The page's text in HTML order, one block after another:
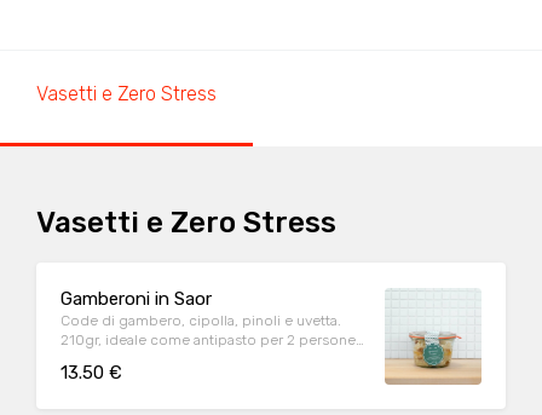
Vasetti e Zero Stress
Vasetti e Zero Stress
Gamberoni in Saor
Code di gambero, cipolla, pinoli e uvetta.
210gr, ideale come antipasto per 2 persone.
13.50 €